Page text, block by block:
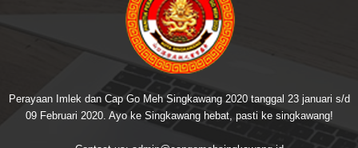
Perayaan Imlek dan Cap Go Meh Singkawang 2020 tanggal 23 januari s/d
09 Februari 2020. Ayo ke Singkawang hebat, pasti ke singkawang!